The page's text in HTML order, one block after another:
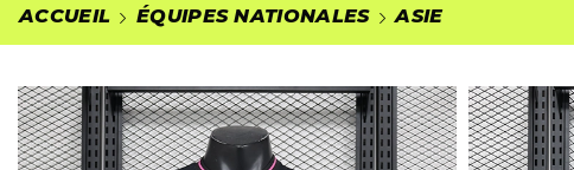
ACCUEIL ÉQUIPES NATIONALES ASIE